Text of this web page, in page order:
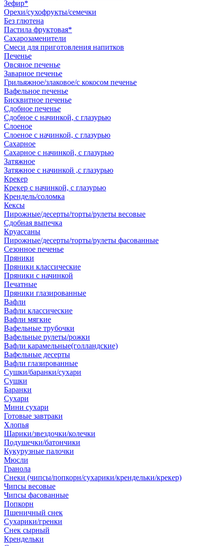
Зефир*
Орехи/сухофрукты/семечки
Без глютена
Пастила фруктовая*
Сахарозаменители
Смеси для приготовления напитков
Печенье
Овсяное печенье
Заварное печенье
Грильяжное/злаковое/с кокосом печенье
Вафельное печенье
Бисквитное печенье
Сдобное печенье
Сдобное с начинкой, с глазурью
Слоеное
Слоеное с начинкой, с глазурью
Сахарное
Сахарное с начинкой, с глазурью
Затяжное
Затяжное с начинкой ,с глазурью
Крекер
Крекер с начинкой, с глазурью
Крендель/соломка
Кексы
Пирожные/десерты/торты/рулеты весовые
Сдобная выпечка
Круассаны
Пирожные/десерты/торты/рулеты фасованные
Сезонное печенье
Пряники
Пряники классические
Пряники с начинкой
Печатные
Пряники глазированные
Вафли
Вафли классические
Вафли мягкие
Вафельные трубочки
Вафельные рулеты/рожки
Вафли карамельные(голландские)
Вафельные десерты
Вафли глазированные
Сушки/баранки/сухари
Сушки
Баранки
Сухари
Мини сухари
Готовые завтраки
Хлопья
Шарики/звездочки/колечки
Подушечки/батончики
Кукурузные палочки
Мюсли
Гранола
Снеки (чипсы/попкорн/сухарики/крендельки/крекер)
Чипсы весовые
Чипсы фасованные
Попкорн
Пшеничный снек
Сухарики/гренки
Снек сырный
Крендельки